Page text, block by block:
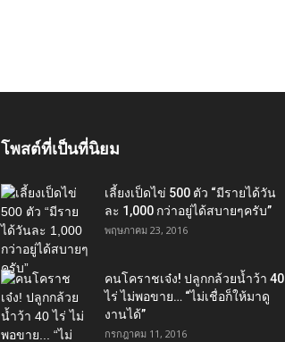
โพสต์ที่เป็นที่นิยม
เลี้ยงเป็ดไข่ 500 ตัว “มีรายได้วัน
ละ 1,000 กว่าอยู่ได้สบายๆครับ”
พฤษภาคม 23, 2016
คนโคราชเจ๋ง! ปลูกกล้วยน้ำว้า 40
ไร่ ไม่พอขาย… “ไม่เชื่อก็ให้มาดู
งานได้”‬
กรกฎาคม 11, 2016